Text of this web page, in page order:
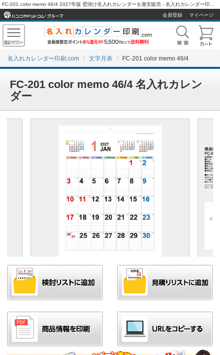
会員登録
マイページ
名入れカレンダー印刷.com 文字月表 FC-201 color memo 46/4
FC-201 color memo 46/4 名入れカレン
ダー